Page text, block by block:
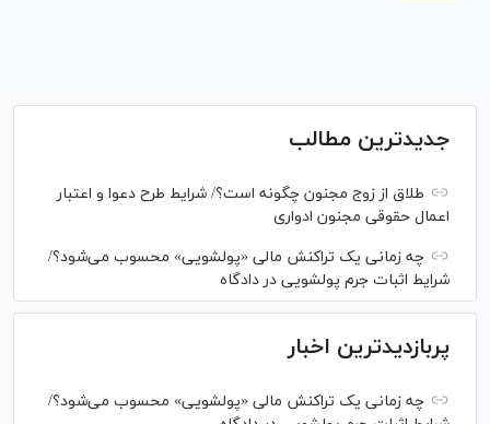
جدیدترین مطالب
طلاق از زوج مجنون چگونه است؟/ شرایط طرح دعوا و اعتبار
اعمال حقوقی مجنون ادواری
چه زمانی یک تراکنش مالی «پولشویی» محسوب می‌شود؟/
شرایط اثبات جرم پولشویی در دادگاه
پربازدیدترین اخبار
چه زمانی یک تراکنش مالی «پولشویی» محسوب می‌شود؟/